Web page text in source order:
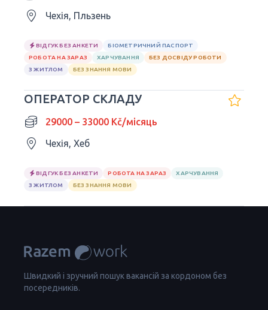
Чехія, Пльзень
ВІДГУК БЕЗ АНКЕТИ
БІОМЕТРИЧНИЙ ПАСПОРТ
РОБОТА НА ЗАРАЗ
ХАРЧУВАННЯ
БЕЗ ДОСВІДУ РОБОТИ
З ЖИТЛОМ
БЕЗ ЗНАННЯ МОВИ
ОПЕРАТОР СКЛАДУ
29000 – 33000 Kč/місяць
Чехія, Хеб
ВІДГУК БЕЗ АНКЕТИ РОБОТА НА ЗАРАЗ
ХАРЧУВАННЯ
З ЖИТЛОМ
БЕЗ ЗНАННЯ МОВИ
Швидкий і зручний пошук вакансій за кордоном без
посередників.